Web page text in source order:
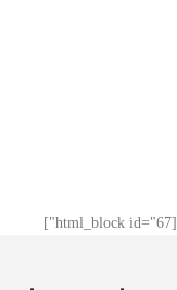
[html_block id="67"]